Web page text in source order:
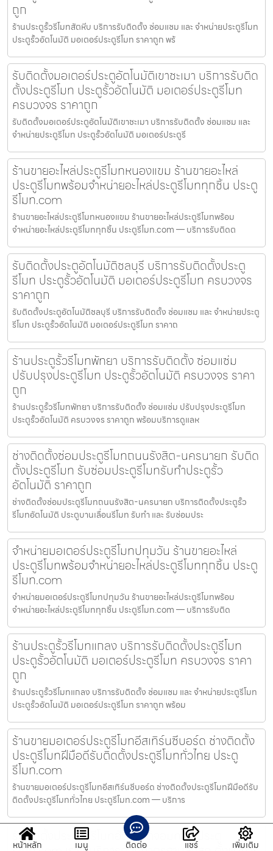
ถูก
ร้านประตูรั้วรีโมทสัตหีบ บริการรับติดตั้ง ซ่อมแซม และ จำหน่ายประตูรีโมท
ประตูรั้วอัตโนมัติ มอเตอร์ประตูรีโมท ราคาถูก พร้
รับติดตั้งมอเตอร์ประตูอัตโนมัติเขาชะเมา บริการรับติด
ตั้งประตูรีโมท ประตูรั้วอัตโนมัติ มอเตอร์ประตูรีโมท
ครบวงจร ราคาถูก
รับติดตั้งมอเตอร์ประตูอัตโนมัติเขาชะเมา บริการรับติดตั้ง ซ่อมแซม และ
จำหน่ายประตูรีโมท ประตูรั้วอัตโนมัติ มอเตอร์ประตูรี
ร้านขายอะไหล่ประตูรีโมทหนองแขม ร้านขายอะไหล่
ประตูรีโมทพร้อมจำหน่ายอะไหล่ประตูรีโมททุกชิ้น ประตู
รีโมท.com
ร้านขายอะไหล่ประตูรีโมทหนองแขม ร้านขายอะไหล่ประตูรีโมทพร้อม
จำหน่ายอะไหล่ประตูรีโมททุกชิ้น ประตูรีโมท.com — บริการรับติดต
รับติดตั้งประตูอัตโนมัติชลบุรี บริการรับติดตั้งประตู
รีโมท ประตูรั้วอัตโนมัติ มอเตอร์ประตูรีโมท ครบวงจร
ราคาถูก
รับติดตั้งประตูอัตโนมัติชลบุรี บริการรับติดตั้ง ซ่อมแซม และ จำหน่ายประตู
รีโมท ประตูรั้วอัตโนมัติ มอเตอร์ประตูรีโมท ราคาถ
ร้านประตูรั้วรีโมทพัทยา บริการรับติดตั้ง ซ่อมแซ่ม
ปรับปรุงประตูรีโมท ประตูรั้วอัตโนมัติ ครบวงจร ราคา
ถูก
ร้านประตูรั้วรีโมทพัทยา บริการรับติดตั้ง ซ่อมแซ่ม ปรับปรุงประตูรีโมท
ประตูรั้วอัตโนมัติ ครบวงจร ราคาถูก พร้อมบริการดูแลห
ช่างติดตั้งซ่อมประตูรีโมทถนนรังสิต-นครนายก รับติด
ตั้งประตูรีโมท รับซ่อมประตูรีโมทรับทำประตูรั้ว
อัตโนมัติ ราคาถูก
ช่างติดตั้งซ่อมประตูรีโมทถนนรังสิต-นครนายก บริการติดตั้งประตูรั้ว
รีโมทอัตโนมัติ ประตูบานเลื่อนรีโมท รับทำ และ รับซ่อมประ
จำหน่ายมอเตอร์ประตูรีโมทปทุมวัน ร้านขายอะไหล่
ประตูรีโมทพร้อมจำหน่ายอะไหล่ประตูรีโมททุกชิ้น ประตู
รีโมท.com
จำหน่ายมอเตอร์ประตูรีโมทปทุมวัน ร้านขายอะไหล่ประตูรีโมทพร้อม
จำหน่ายอะไหล่ประตูรีโมททุกชิ้น ประตูรีโมท.com — บริการรับติด
ร้านประตูรั้วรีโมทแกลง บริการรับติดตั้งประตูรีโมท
ประตูรั้วอัตโนมัติ มอเตอร์ประตูรีโมท ครบวงจร ราคา
ถูก
ร้านประตูรั้วรีโมทแกลง บริการรับติดตั้ง ซ่อมแซม และ จำหน่ายประตูรีโมท
ประตูรั้วอัตโนมัติ มอเตอร์ประตูรีโมท ราคาถูก พร้อม
ร้านขายมอเตอร์ประตูรีโมทอีสเทิร์นซีบอร์ด ช่างติดตั้ง
ประตูรีโมทฝีมือดีรับติดตั้งประตูรีโมททั่วไทย ประตู
รีโมท.com
ร้านขายมอเตอร์ประตูรีโมทอีสเทิร์นซีบอร์ด ช่างติดตั้งประตูรีโมทฝีมือดีรับ
ติดตั้งประตูรีโมททั่วไทย ประตูรีโมท.com — บริการ
รับติดตั้งประตูรั้วรีโมทอัตโนมัติจอมทอง ประตู
หน้าหลัก เมนู ติดต่อ แชร์ เพิ่มเติม